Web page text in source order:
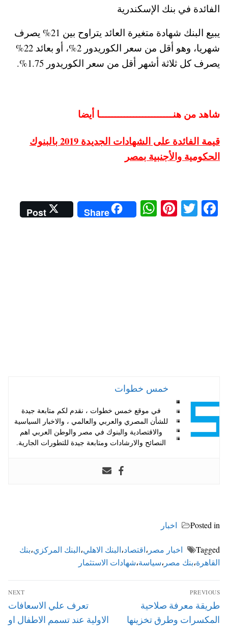
الفائدة في بنك الإسكندرية
يبيع البنك شهادة متغيرة العائد يتراوح بين 21% يصرف
شهريا، وهو أقل من سعر الكوريدور 2%، أو بعائد 22%
يصرف كل ثلاثة أشهر أقل من سعر الكوريدور 1.75%.
شاهد من هنــــــــــــــــــــــــا أيضا
قيمة الفائدة على الشهادات الجديدة 2019 بالبنوك
الحكومية والأجنبية بمصر
Fa
T
Pi
W
ha
Share
Post
خمس خطوات
في موقع خمس خطوات ، نقدم لكم متابعة جيدة
للشأن المصري والعربي والعالمي ، والاخبار السياسية
والاقتصادية والبنوك في مصر والوطن العربي اهم
النصائح والارشادات ومتابعة جيدة للتطورات الجارية.
Posted in اخبار
Tagged اخبار مصر ،اقتصاد،البنك الاهلي،البنك المركزي،بنك
القاهرة،بنك مصر ،سياسة،شهادات الاستثمار
تصفّح
المقالات
PREVIOUS
Previous
post:
طريقة معرفة صلاحية
المكسرات وطرق تخزينها
NEXT
Next
post:
تعرف علي الاسعافات
الاولية عند تسمم الاطفال او